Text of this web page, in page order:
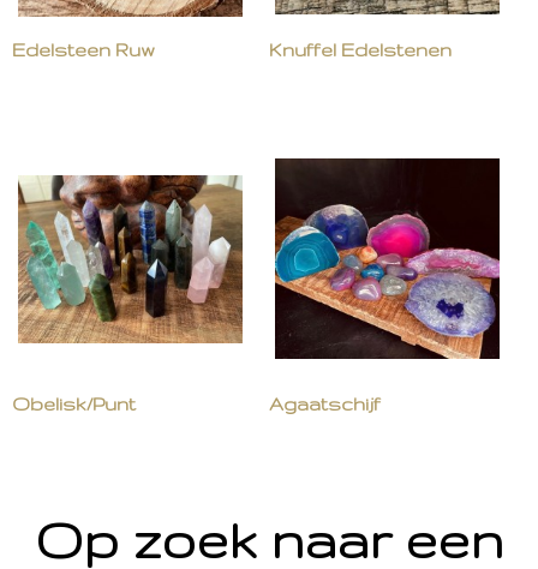
Edelsteen Ruw Knuffel Edelstenen
Obelisk/Punt Agaatschijf
Op zoek naar een